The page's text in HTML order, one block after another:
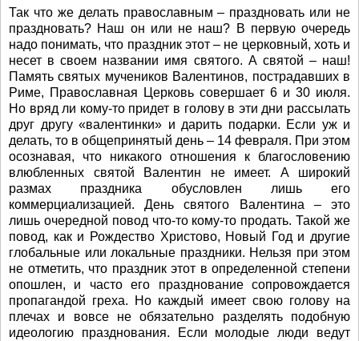
Так что же делать православным – праздновать или не
праздновать? Наш он или не наш? В первую очередь
надо понимать, что праздник этот – не церковный, хоть и
несет в своем названии имя святого. А святой – наш!
Память святых мучеников Валентинов, пострадавших в
Риме, Православная Церковь совершает 6 и 30 июля.
Но вряд ли кому-то придет в голову в эти дни рассылать
друг другу «валентинки» и дарить подарки. Если уж и
делать, то в общепринятый день – 14 февраля. При этом
осознавая, что никакого отношения к благословению
влюбленных святой Валентин не имеет. А широкий
размах праздника обусловлен лишь его
коммерциализацией. День святого Валентина – это
лишь очередной повод что-то кому-то продать. Такой же
повод, как и Рождество Христово, Новый Год и другие
глобальные или локальные праздники. Нельзя при этом
не отметить, что праздник этот в определенной степени
опошлен, и часто его празднование сопровождается
пропагандой греха. Но каждый имеет свою голову на
плечах и вовсе не обязательно разделять подобную
идеологию празднования. Если молодые люди ведут